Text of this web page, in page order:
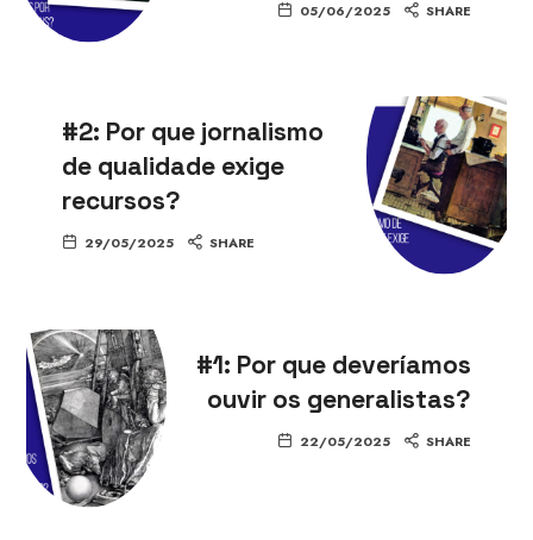
05/06/2025 SHARE
#2: Por que jornalismo
de qualidade exige
recursos?
29/05/2025 SHARE
#1: Por que deveríamos
ouvir os generalistas?
22/05/2025 SHARE